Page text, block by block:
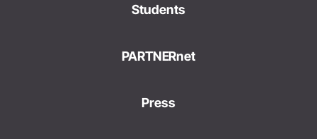
Students
PARTNERnet
Press